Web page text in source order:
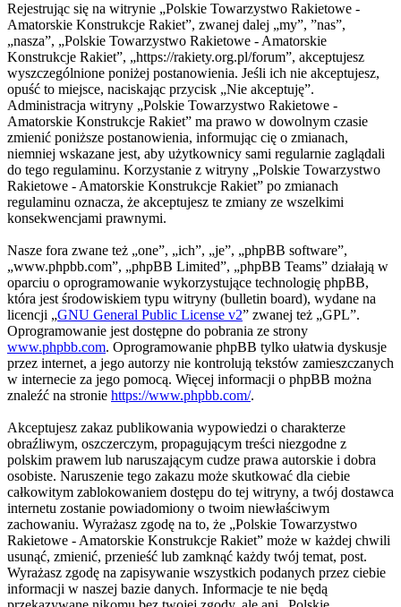
Rejestrując się na witrynie „Polskie Towarzystwo Rakietowe -
Amatorskie Konstrukcje Rakiet”, zwanej dalej „my”, ”nas”,
„nasza”, „Polskie Towarzystwo Rakietowe - Amatorskie
Konstrukcje Rakiet”, „https://rakiety.org.pl/forum”, akceptujesz
wyszczególnione poniżej postanowienia. Jeśli ich nie akceptujesz,
opuść to miejsce, naciskając przycisk „Nie akceptuję”.
Administracja witryny „Polskie Towarzystwo Rakietowe -
Amatorskie Konstrukcje Rakiet” ma prawo w dowolnym czasie
zmienić poniższe postanowienia, informując cię o zmianach,
niemniej wskazane jest, aby użytkownicy sami regularnie zaglądali
do tego regulaminu. Korzystanie z witryny „Polskie Towarzystwo
Rakietowe - Amatorskie Konstrukcje Rakiet” po zmianach
regulaminu oznacza, że akceptujesz te zmiany ze wszelkimi
konsekwencjami prawnymi.
Nasze fora zwane też „one”, „ich”, „je”, „phpBB software”,
„www.phpbb.com”, „phpBB Limited”, „phpBB Teams” działają w
oparciu o oprogramowanie wykorzystujące technologię phpBB,
która jest środowiskiem typu witryny (bulletin board), wydane na
licencji „GNU General Public License v2” zwanej też „GPL”.
Oprogramowanie jest dostępne do pobrania ze strony
www.phpbb.com. Oprogramowanie phpBB tylko ułatwia dyskusje
przez internet, a jego autorzy nie kontrolują tekstów zamieszczanych
w internecie za jego pomocą. Więcej informacji o phpBB można
znaleźć na stronie https://www.phpbb.com/.
Akceptujesz zakaz publikowania wypowiedzi o charakterze
obraźliwym, oszczerczym, propagującym treści niezgodne z
polskim prawem lub naruszającym cudze prawa autorskie i dobra
osobiste. Naruszenie tego zakazu może skutkować dla ciebie
całkowitym zablokowaniem dostępu do tej witryny, a twój dostawca
internetu zostanie powiadomiony o twoim niewłaściwym
zachowaniu. Wyrażasz zgodę na to, że „Polskie Towarzystwo
Rakietowe - Amatorskie Konstrukcje Rakiet” może w każdej chwili
usunąć, zmienić, przenieść lub zamknąć każdy twój temat, post.
Wyrażasz zgodę na zapisywanie wszystkich podanych przez ciebie
informacji w naszej bazie danych. Informacje te nie będą